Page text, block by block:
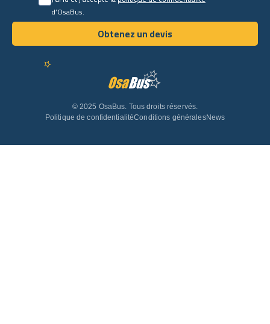
© 2025 OsaBus. Tous droits réservés.
Politique de confidentialitéConditions généralesNews
d’OsaBus.
Obtenez un devis
Obtenez un devis